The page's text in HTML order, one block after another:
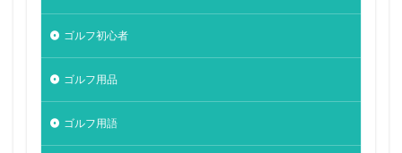
ゴルフ初心者
ゴルフ用品
ゴルフ用語